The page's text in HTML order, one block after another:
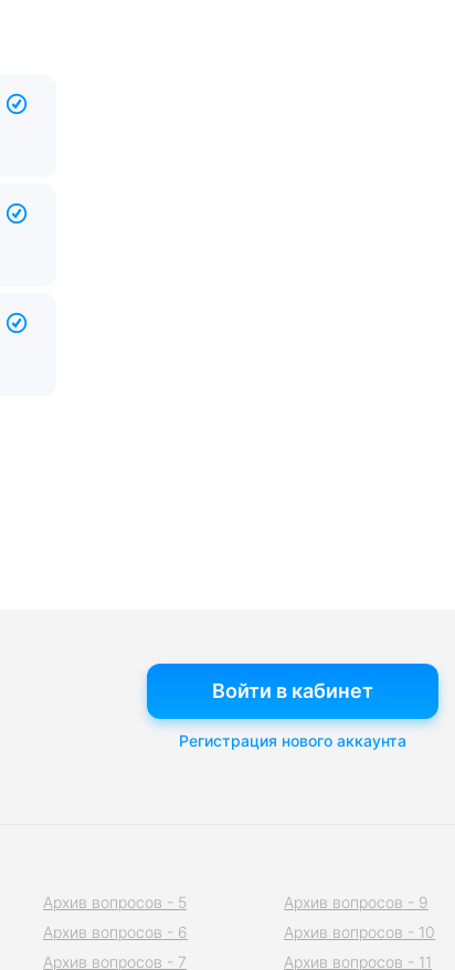
Войти в кабинет
Регистрация нового аккаунта
Архив вопросов - 5
Архив вопросов - 6
Архив вопросов - 7
Архив вопросов - 9
Архив вопросов - 10
Архив вопросов - 11